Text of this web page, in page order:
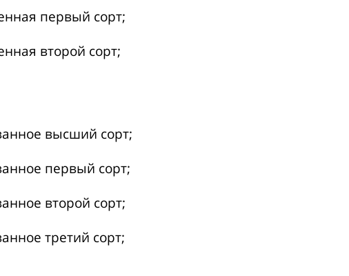
первый сорт;
второй сорт;
высший сорт;
первый сорт;
второй сорт;
третий сорт;